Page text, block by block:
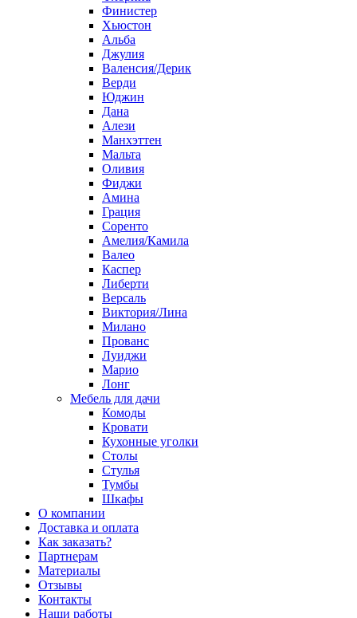
Финистер
Хьюстон
Альба
Джулия
Валенсия/Дерик
Верди
Юджин
Дана
Алези
Манхэттен
Мальта
Оливия
Фиджи
Амина
Грация
Соренто
Амелия/Камила
Валео
Каспер
Либерти
Версаль
Виктория/Лина
Милано
Прованс
Луиджи
Марио
Лонг
Мебель для дачи
Комоды
Кровати
Кухонные уголки
Столы
Стулья
Тумбы
Шкафы
О компании
Доставка и оплата
Как заказать?
Партнерам
Материалы
Отзывы
Контакты
Наши работы